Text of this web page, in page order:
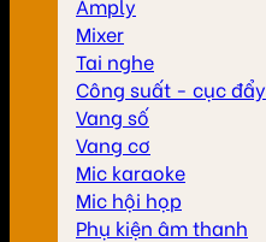
Mixer
Tai nghe
Công suất - cục đẩy
Vang số
Vang cơ
Mic karaoke
Mic hội họp
Phụ kiện âm thanh